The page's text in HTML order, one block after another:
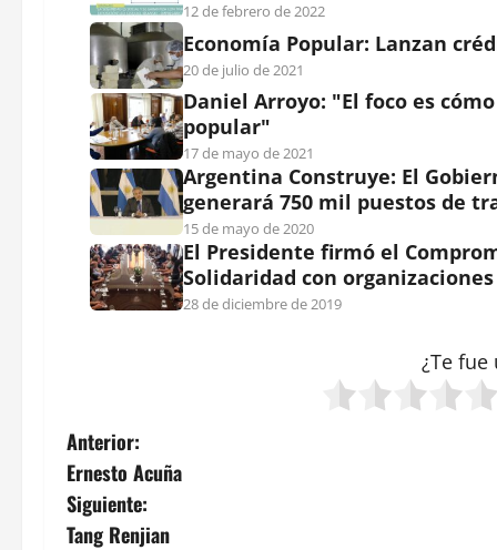
12 de febrero de 2022
Economía Popular: Lanzan
20 de julio de 2021
Daniel Arroyo: "El foco es
popular"
17 de mayo de 2021
Argentina Construye: El
generará 750 mil puestos de
15 de mayo de 2020
El Presidente firmó el
Solidaridad con
28 de diciembre de 2019
¿Te fue
N
a
Anterior:
Ernesto Acuña
Siguiente:
Tang Renjian